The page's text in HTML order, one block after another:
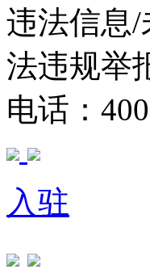
违法信息/
法违规举
电话：
入驻